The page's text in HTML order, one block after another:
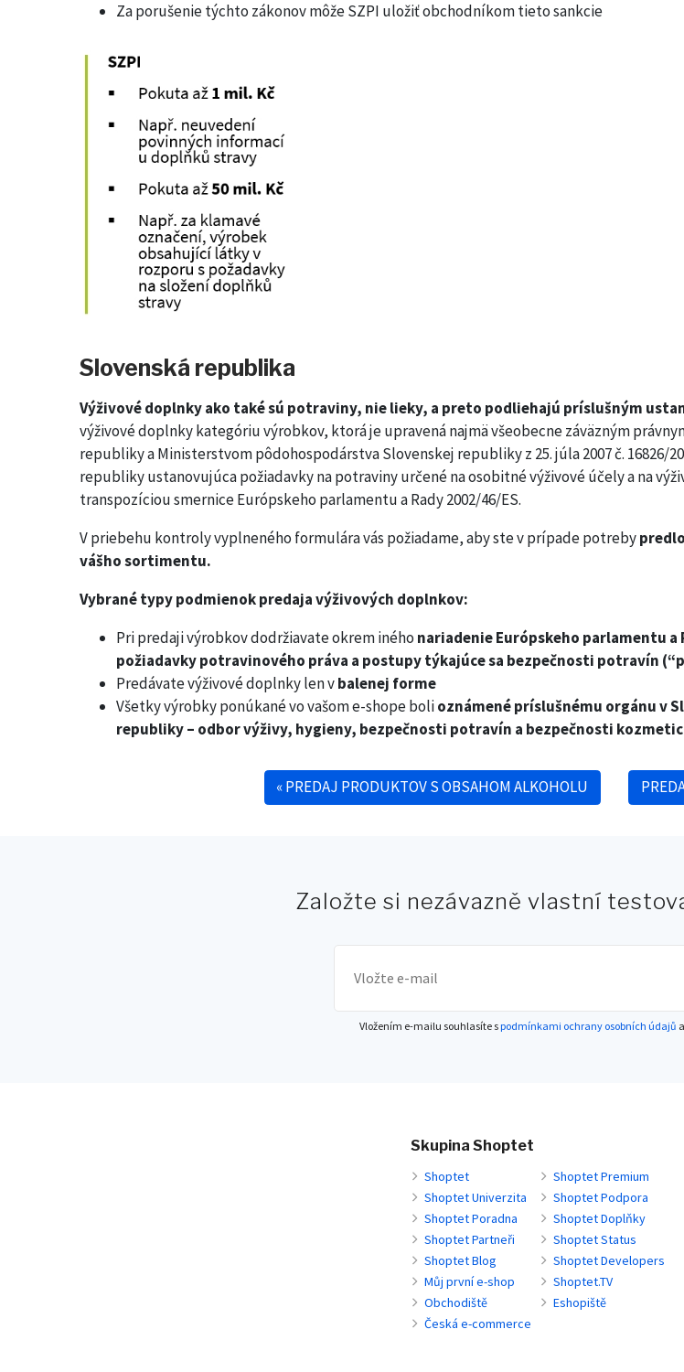
Za porušenie týchto zákonov môže SZPI uložiť obchodníkom tieto sankcie
Slovenská republika
Výživové doplnky ako také sú potraviny, nie lieky, a preto podliehajú príslušným
výživové doplnky kategóriu výrobkov, ktorá je upravená najmä všeobecne záväzným
republiky a Ministerstvom pôdohospodárstva Slovenskej republiky z 25. júla 2007 č. 16826/
republiky ustanovujúca požiadavky na potraviny určené na osobitné výživové účely a na
transpozíciou smernice Európskeho parlamentu a Rady 2002/46/ES.
V priebehu kontroly vyplneného formulára vás požiadame, aby ste v prípade potreby
vášho sortimentu.
Vybrané typy podmienok predaja výživových doplnkov:
Pri predaji výrobkov dodržiavate okrem iného nariadenie Európskeho parlamentu a
požiadavky potravinového práva a postupy týkajúce sa bezpečnosti potravín
Predávate výživové doplnky len vbalenej forme
Všetky výrobky ponúkané vo vašom e-shope bolioznámené príslušnému orgánu v
republiky – odbor výživy, hygieny, bezpečnosti potravín a bezpečnosti
«PREDAJ PRODUKTOV S OBSAHOM ALKOHOLU
Založte si nezávazně vlastní
Vložením e-mailu souhlasíte spodmínkami ochrany osobních údajů a
Skupina Shoptet
Shoptet
Shoptet Premium
Shoptet Univerzita
Shoptet Podpora
Shoptet Poradna
Shoptet Doplňky
Shoptet Partneři
Shoptet Status
Shoptet Blog
Shoptet Developers
Můj první e-shop
Shoptet.TV
Obchodiště
Eshopiště
Česká e-commerce